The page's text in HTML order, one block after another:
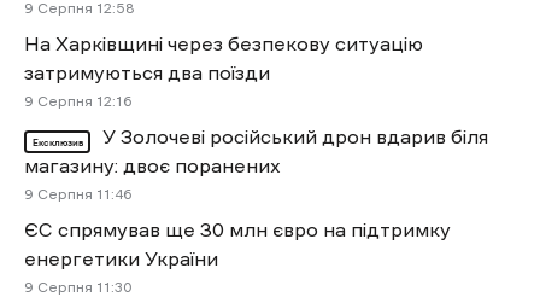
9 Cерпня 12:58
На Харківщині через безпекову ситуацію
затримуються два поїзди
9 Cерпня 12:16
Ексклюзив
У Золочеві російський дрон вдарив біля
магазину: двоє поранених
9 Cерпня 11:46
ЄС спрямував ще 30 млн євро на підтримку
енергетики України
9 Cерпня 11:30